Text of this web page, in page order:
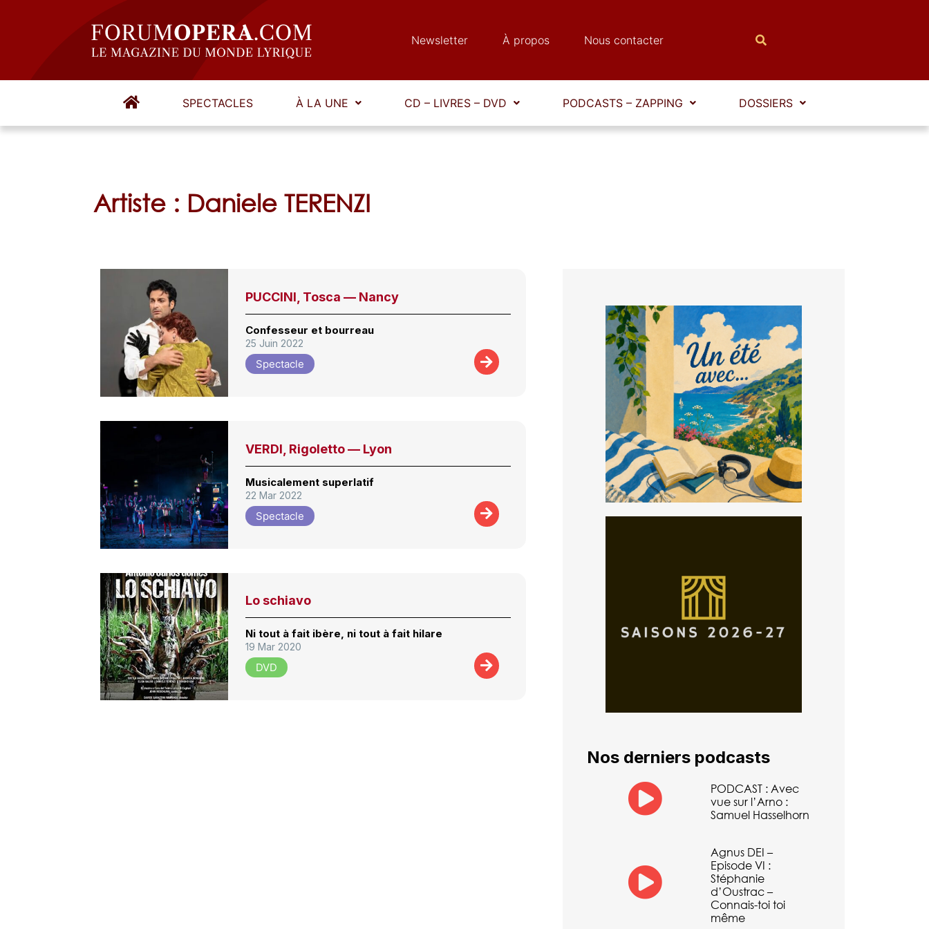
Newsletter À propos Nous contacter
SPECTACLES À LA UNE CD – LIVRES – DVD PODCASTS – ZAPPING DOSSIERS
Artiste : Daniele TERENZI
PUCCINI, Tosca — Nancy
Confesseur et bourreau
25 Juin 2022
Spectacle
VERDI, Rigoletto — Lyon
Musicalement superlatif
22 Mar 2022
Spectacle
Lo schiavo
Ni tout à fait ibère, ni tout à fait hilare
19 Mar 2020
DVD
Nos derniers podcasts
PODCAST : Avec
vue sur l’Arno :
Samuel Hasselhorn
Agnus DEI –
Episode VI :
Stéphanie
d’Oustrac –
Connais-toi toi
même